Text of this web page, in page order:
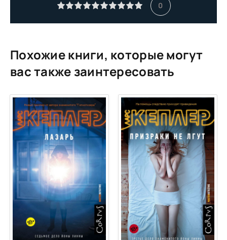
0017
0018
0019
0025
0
Похожие книги, которые могут
вас также заинтересовать